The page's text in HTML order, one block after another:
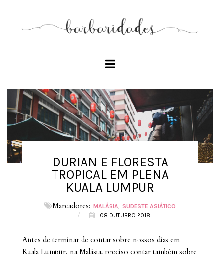
DURIAN E FLORESTA
TROPICAL EM PLENA
KUALA LUMPUR
Marcadores: MALÁSIA SUDESTE ASIÁTICO
/ 08 OUTUBRO 2018
Antes de terminar de contar sobre nossos dias em
Kuala Lumpur, na Malásia, preciso contar também sobre